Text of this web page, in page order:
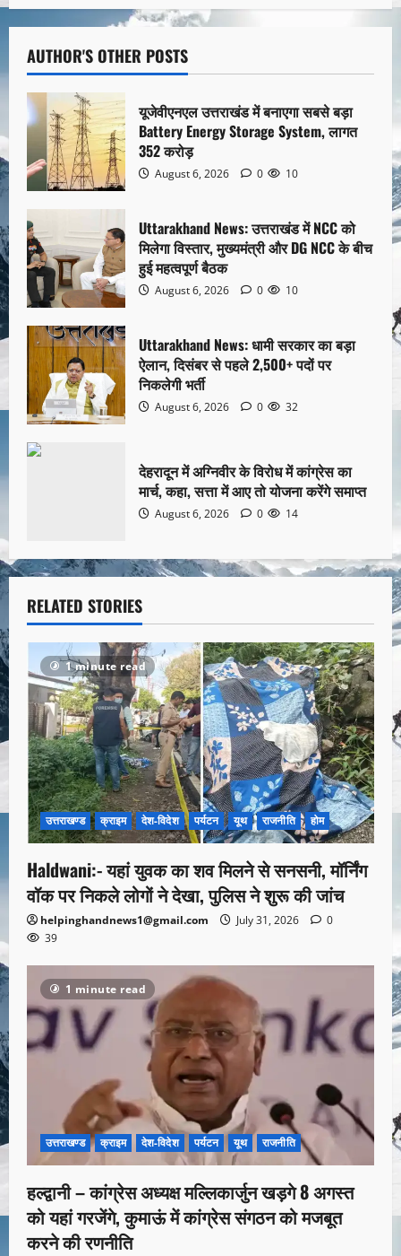
AUTHOR'S OTHER POSTS
यूजेवीएनएल उत्तराखंड में बनाएगा सबसे बड़ा
Battery Energy Storage System, लागत
352 करोड़
August 6, 2026 0 10
Uttarakhand News: उत्तराखंड में NCC को
मिलेगा विस्तार, मुख्यमंत्री और DG NCC के बीच
हुई महत्वपूर्ण बैठक
August 6, 2026 0 10
Uttarakhand News: धामी सरकार का बड़ा
ऐलान, दिसंबर से पहले 2,500+ पदों पर
निकलेगी भर्ती
August 6, 2026 0 32
देहरादून में अग्निवीर के विरोध में कांग्रेस का
मार्च, कहा, सत्ता में आए तो योजना करेंगे समाप्त
August 6, 2026 0 14
RELATED STORIES
1 minute read
उत्तराखण्ड क्राइम देश-विदेश पर्यटन यूथ राजनीति होम
Haldwani:- यहां युवक का शव मिलने से सनसनी, मॉर्निंग
वॉक पर निकले लोगों ने देखा, पुलिस ने शुरू की जांच
helpinghandnews1@gmail.com July 31, 2026
0
39
1 minute read
उत्तराखण्ड क्राइम देश-विदेश पर्यटन यूथ राजनीति
हल्द्वानी – कांग्रेस अध्यक्ष मल्लिकार्जुन खड़गे 8 अगस्त
को यहां गरजेंगे, कुमाऊं में कांग्रेस संगठन को मजबूत
करने की रणनीति